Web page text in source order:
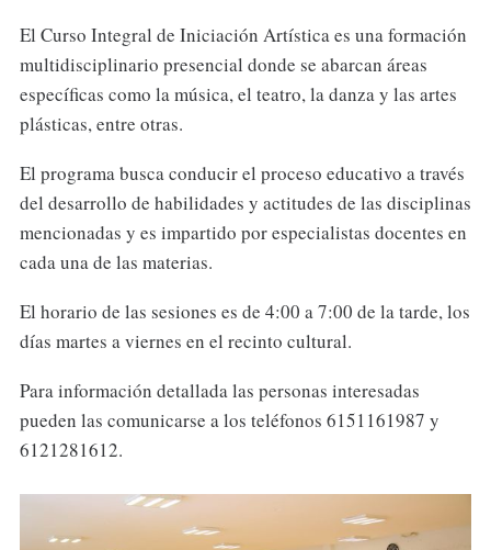
El Curso Integral de Iniciación Artística es una formación
multidisciplinario presencial donde se abarcan áreas
específicas como la música, el teatro, la danza y las artes
plásticas, entre otras.
El programa busca conducir el proceso educativo a través
del desarrollo de habilidades y actitudes de las disciplinas
mencionadas y es impartido por especialistas docentes en
cada una de las materias.
El horario de las sesiones es de 4:00 a 7:00 de la tarde, los
días martes a viernes en el recinto cultural.
Para información detallada las personas interesadas
pueden las comunicarse a los teléfonos 6151161987 y
6121281612.